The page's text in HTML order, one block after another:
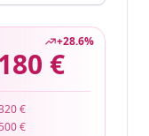
+28.6%
€
€
€